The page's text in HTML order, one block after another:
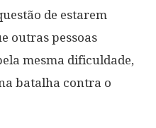
de estarem
outras pessoas
mesma dificuldade,
batalha contra o